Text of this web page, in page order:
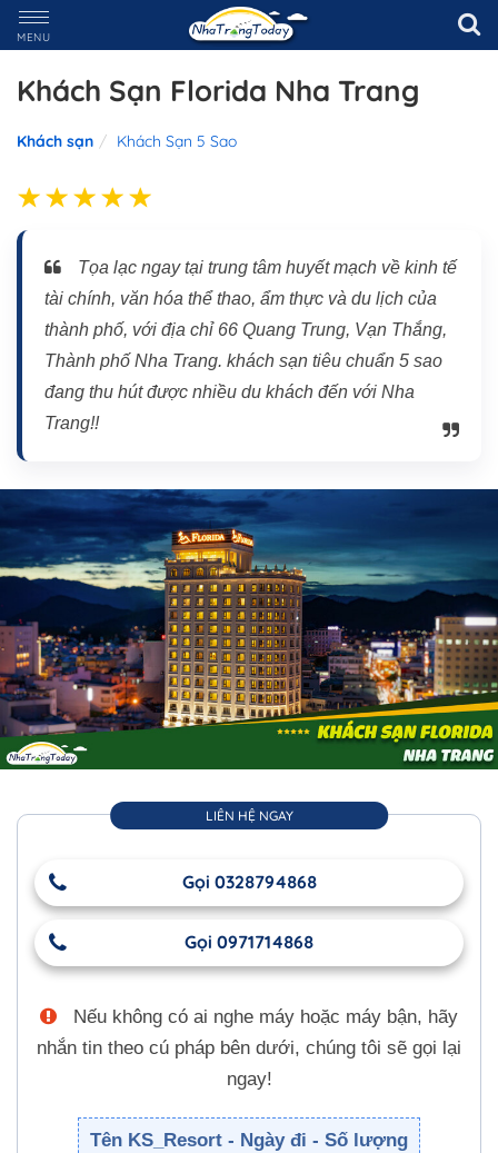
MENU
Khách Sạn Florida Nha Trang
Khách sạn Khách Sạn 5 Sao
Tọa lạc ngay tại trung tâm huyết mạch về kinh tế
tài chính, văn hóa thể thao, ẩm thực và du lịch của
thành phố, với địa chỉ 66 Quang Trung, Vạn Thắng,
Thành phố Nha Trang. khách sạn tiêu chuẩn 5 sao
đang thu hút được nhiều du khách đến với Nha
Trang!!
LIÊN HỆ NGAY
Gọi 0328794868
Gọi 0971714868
Nếu không có ai nghe máy hoặc máy bận, hãy
nhắn tin theo cú pháp bên dưới, chúng tôi sẽ gọi lại
ngay!
Tên KS_Resort - Ngày đi - Số lượng